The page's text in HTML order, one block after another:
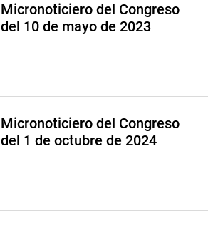
Micronoticiero del Congreso
del 10 de mayo de 2023
Micronoticiero del Congreso
del 1 de octubre de 2024